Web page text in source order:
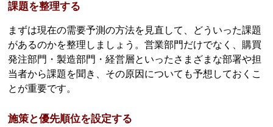
課題を整理する
まずは現在の需要予測の方法を見直して、どういった課題
があるのかを整理しましょう。営業部門だけでなく、購買
発注部門・製造部門・経営層といったさまざまな部署や担
当者から課題を聞き、その原因についても予想しておくこ
とが重要です。
施策と優先順位を設定する